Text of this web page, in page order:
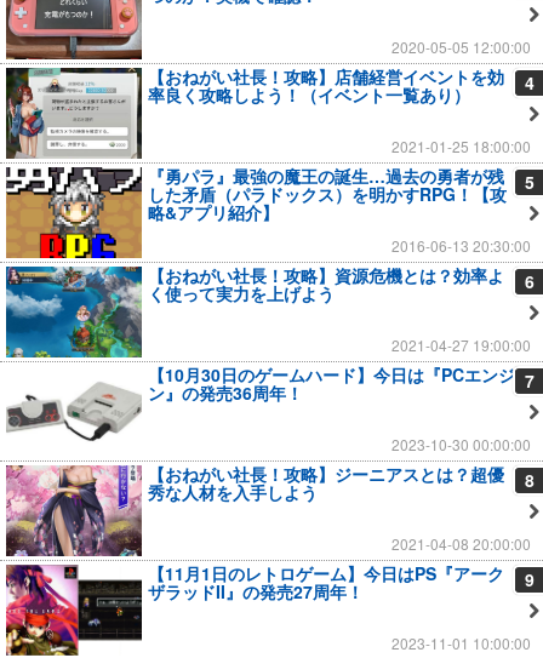
2020-05-05 12:00:00
4
【おねがい社長！攻略】店舗経営イベントを効
率良く攻略しよう！（イベント一覧あり）
2021-01-25 18:00:00
5
『勇パラ』最強の魔王の誕生…過去の勇者が残
した矛盾（パラドックス）を明かすRPG！【攻
略&アプリ紹介】
2016-06-13 20:30:00
6
【おねがい社長！攻略】資源危機とは？効率よ
く使って実力を上げよう
2021-04-27 19:00:00
7
【10月30日のゲームハード】今日は『PCエンジ
ン』の発売36周年！
2023-10-30 00:00:00
8
【おねがい社長！攻略】ジーニアスとは？超優
秀な人材を入手しよう
2021-04-08 20:00:00
9
【11月1日のレトロゲーム】今日はPS『アーク
ザラッドII』の発売27周年！
2023-11-01 10:00:00